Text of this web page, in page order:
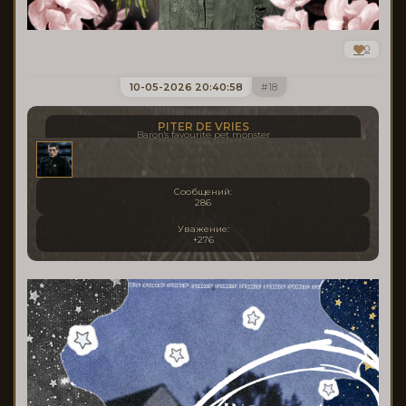
0
18
10-05-2026 20:40:58
PITER DE VRIES
Baron's favourite pet monster
Сообщений:
286
Уважение:
+276